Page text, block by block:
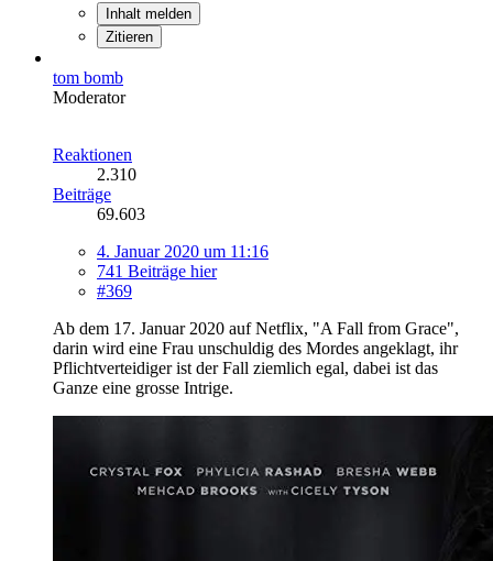
Inhalt melden
Zitieren
tom bomb
Moderator
Reaktionen
2.310
Beiträge
69.603
4. Januar 2020 um 11:16
741 Beiträge hier
#369
Ab dem 17. Januar 2020 auf Netflix, "A Fall from Grace",
darin wird eine Frau unschuldig des Mordes angeklagt, ihr
Pflichtverteidiger ist der Fall ziemlich egal, dabei ist das
Ganze eine grosse Intrige.